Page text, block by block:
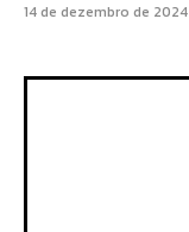
14 de dezembro de 2024